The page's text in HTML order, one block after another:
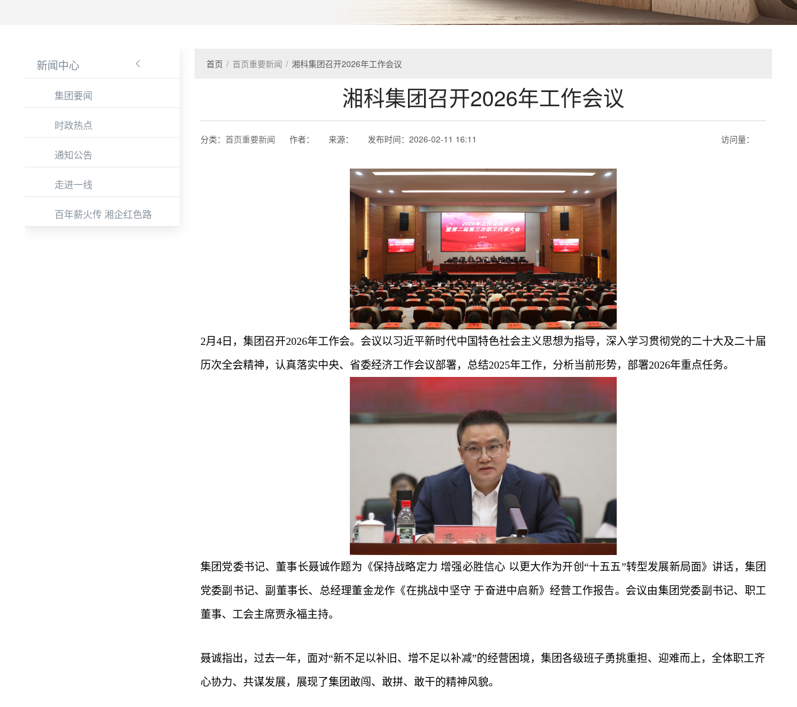
新闻中心 
集团要闻
时政热点
通知公告
走进一线
百年薪火传 湘企红色路
首页 / 首页重要新闻 / 湘科集团召开2026年工作会议
湘科集团召开2026年工作会议
分类： 首页重要新闻 作者： 来源： 发布时间： 2026-02-11 16:11 访问量：
2月4日，集团召开2026年工作会。会议以习近平新时代中国特色社会主义思想为指导，深入学习贯彻党的二十大及二十届
历次全会精神，认真落实中央、省委经济工作会议部署，总结2025年工作，分析当前形势，部署2026年重点任务。
集团党委书记、董事长聂诚作题为《保持战略定力 增强必胜信心 以更大作为开创“十五五”转型发展新局面》讲话，集团
党委副书记、副董事长、总经理董金龙作《在挑战中坚守 于奋进中启新》经营工作报告。会议由集团党委副书记、职工
董事、工会主席贾永福主持。
聂诚指出，过去一年，面对“新不足以补旧、增不足以补减”的经营困境，集团各级班子勇挑重担、迎难而上，全体职工齐
心协力、共谋发展，展现了集团敢闯、敢拼、敢干的精神风貌。